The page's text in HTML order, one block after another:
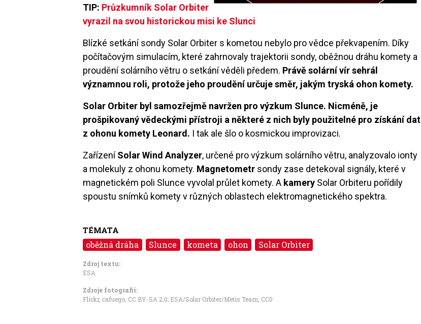
TIP: Průzkumník Solar Orbiter
vyrazil na svou historickou misi ke Slunci
Blízké setkání sondy Solar Orbiter s kometou nebylo pro vědce překvapením. Díky
počítačovým simulacím, které zahrnovaly trajektorii sondy, oběžnou dráhu komety a
proudění solárního větru o setkání věděli předem. Právě solární vír sehrál
významnou roli, protože jeho proudění určuje směr, jakým tryská ohon komety.
Solar Orbiter byl samozřejmě navržen pro výzkum Slunce. Nicméně, je
prošpikovaný vědeckými přístroji a některé z nich byly použitelné pro získání dat
z ohonu komety Leonard. I tak ale šlo o kosmickou improvizaci.
ZařízeníSolar Wind Analyzer, určené pro výzkum solárního větru, analyzovalo ionty
a molekuly z ohonu komety. Magnetometr sondy zase detekoval signály, které v
magnetickém poli Slunce vyvolal průlet komety. A kamery Solar Orbiteru pořídily
spoustu snímků komety v různých oblastech elektromagnetického spektra.
TÉMATA
oběžná dráha Slunce kometa ohon Solar Orbiter
Zdroj textu:
ESA
Zdroje fotografii:
Flickr, cafuego CC BY-SA 2.0; ESA/Solar Orbiter/Metis Team CC0